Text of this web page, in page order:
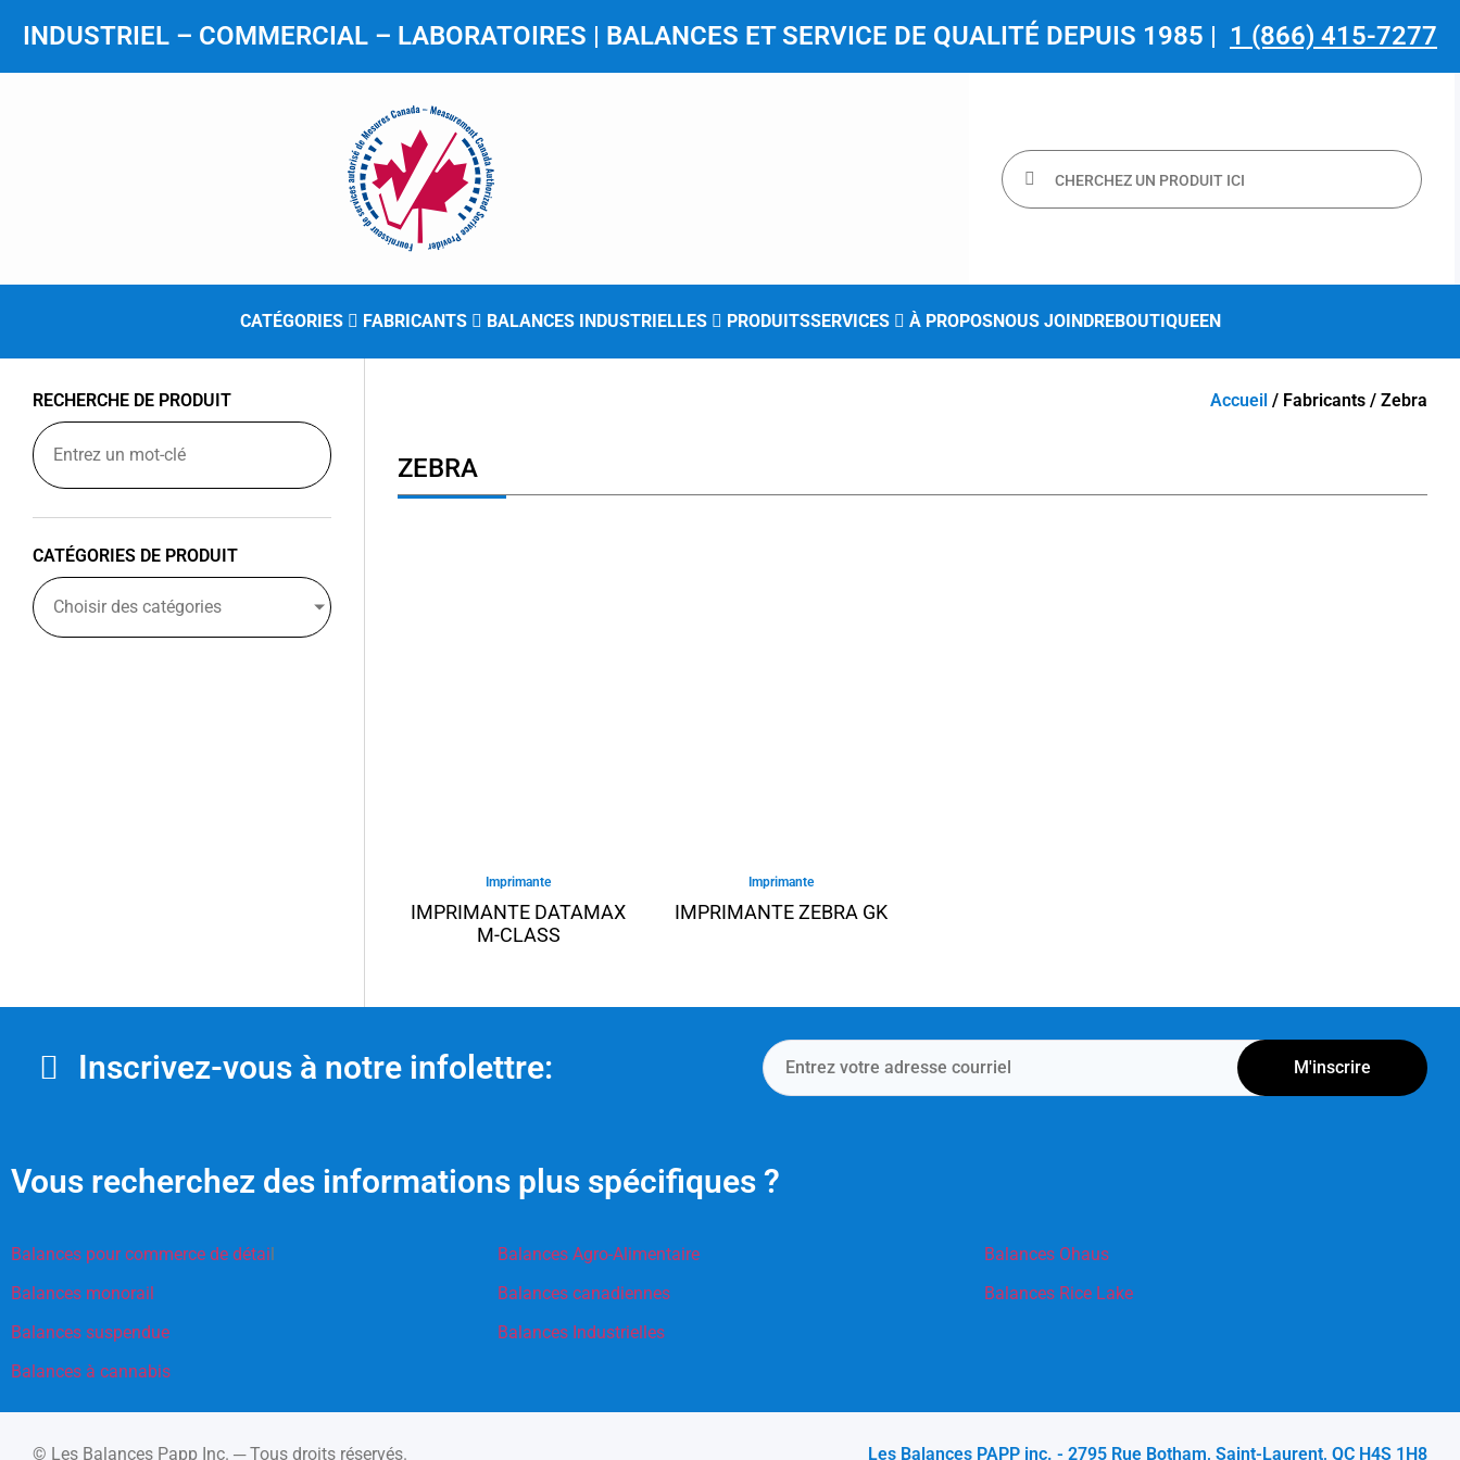
INDUSTRIEL – COMMERCIAL – LABORATOIRES | BALANCES ET SERVICE DE QUALITÉ DEPUIS 1985 | 1 (866) 415-7277
CATÉGORIES FABRICANTS BALANCES INDUSTRIELLES PRODUITSSERVICES À PROPOSNOUS JOINDREBOUTIQUEEN
RECHERCHE DE PRODUIT
CATÉGORIES DE PRODUIT
Choisir des catégories
Accueil / Fabricants / Zebra
ZEBRA
Imprimante
IMPRIMANTE DATAMAX
M-CLASS
Imprimante
IMPRIMANTE ZEBRA GK
Inscrivez-vous à notre infolettre: M'inscrire
Vous recherchez des informations plus spécifiques ?
Balances pour commerce de détail
Balances monorail
Balances suspendue
Balances à cannabis
Balances Agro-Alimentaire
Balances canadiennes
Balances Industrielles
Balances Ohaus
Balances Rice Lake
© Les Balances Papp Inc. ─ Tous droits réservés. Les Balances PAPP inc. - 2795 Rue Botham, Saint-Laurent, QC H4S 1H8